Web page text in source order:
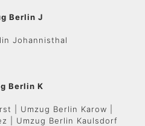
Berlin J
Johannisthal
Berlin K
| Umzug Berlin Karow |
| Umzug Berlin Kaulsdorf